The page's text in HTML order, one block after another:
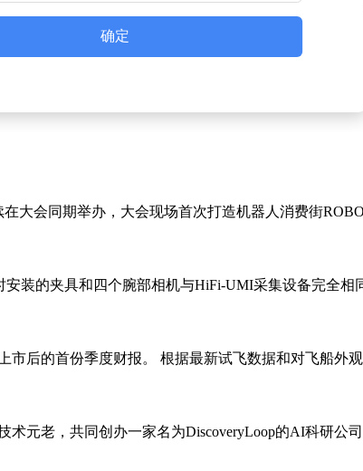
API接入服务。此次发布恰逢竞争对手Claude
确定
大会同期举办，大会现场首次打造机器人消费街
装的夹具和四个腕部相机与HiFi-UMI采集设备完全
市后的首份季度财报。 根据最新试飞数据和对飞船外
术元老，共同创办一家名为DiscoveryLoop的AI科研